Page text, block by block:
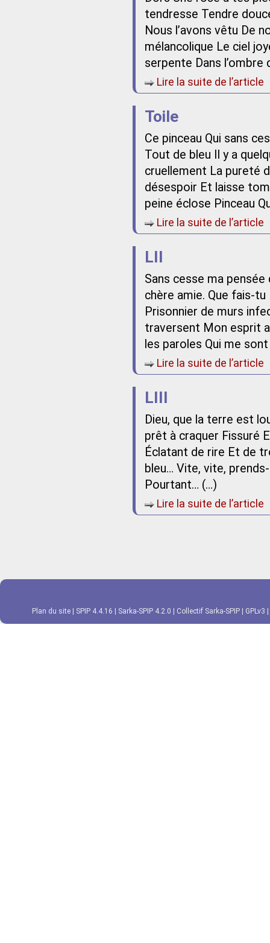
tendresse Tendre
Nous l’avons vêtu De
mélancolique Le ciel
serpente Dans
Lire la suite de l’article
Toile
Ce pinceau Qui sans
Tout de bleu Il y a
cruellement La pureté
désespoir Et laisse
peine éclose Pinceau
Lire la suite de l’article
LII
Sans cesse ma
chère amie. Que fais-
Prisonnier de murs
traversent Mon esprit
les paroles Qui me
Lire la suite de l’article
LIII
Dieu, que la terre est
prêt à craquer Fissuré
Éclatant de rire Et de
bleu… Vite, vite,
Pourtant… (…)
Lire la suite de l’article
Plan du site SPIP 4.4.16 Sarka-SPIP 4.2.0 Collectif Sarka-SPIP GPLv3